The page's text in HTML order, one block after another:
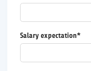
Salary expectation*